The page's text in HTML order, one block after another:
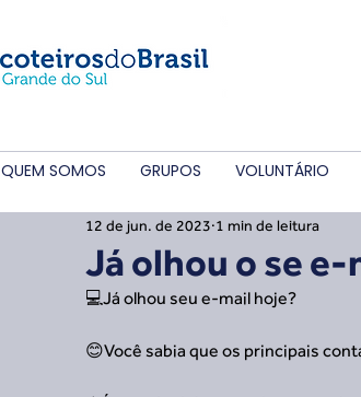
QUEM SOMOS GRUPOS VOLUNTÁRIO
Já olhou o se
12 de jun. de 2023 1 min de leitura
💻Já olhou seu e-mail hoje?
😊Você sabia que os principais